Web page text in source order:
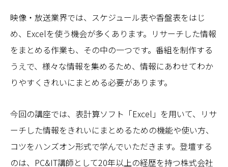
映像・放送業界では、スケジュール表や香盤表をはじ
め、Excelを使う機会が多くあります。リサーチした情報
をまとめる作業も、その中の一つです。番組を制作する
うえで、様々な情報を集めるため、情報にあわせてわか
りやすくきれいにまとめる必要があります。
今回の講座では、表計算ソフト「Excel」を用いて、リサ
ーチした情報をきれいにまとめるための機能や使い方、
コツをハンズオン形式で学んでいただきます。登壇する
のは、PC&IT講師として20年以上の経歴を持つ株式会社